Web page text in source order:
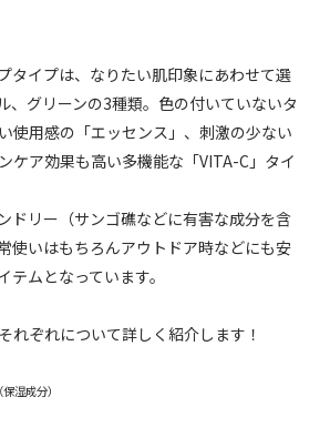
タイプは、なりたい肌印象にあわせて選
、グリーンの3種類。色の付いていないタ
使用感の「エッセンス」、刺激の少ない
ケア効果も高い多機能な「VITA-C」タイ
ドリー（サンゴ礁などに有害な成分を含
使いはもちろんアウトドア時などにも安
ムとなっています。
れぞれについて詳しく紹介します！
湿成分）